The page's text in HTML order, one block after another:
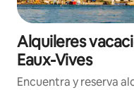
Alquileres
Eaux-Vives
Encuentra y reserva